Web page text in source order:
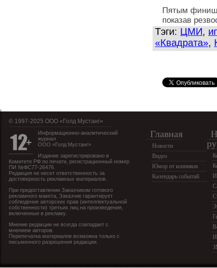
Пятым
показав
Тэги: ЦМИ,
«Квадрата»,
© 1997-2025 OOO «Голд Мустанг»
Информационно-аналитический
журнал
ООО «Голд Мустанг»
Издание зарегистрировано в
Комитете РФ по печати, регистрационный номер
ПИ №ФС77-26476.
Редакция не несет ответственность за
достоверность рекламных материалов.
При предоставлении Заказчиком готового
рекламного макета, Заказчик гарантирует
соблюдение авторских прав (интеллектуальной
собственности) третьих лиц на произведения,
включенные в рекламу.
Мнение редакции не всегда совпадает с
мнением авторов.
Перепечатка материалов возможна только с
письменного разрешения редакции.
Главная
Новости
Видео
Юмор от конников
Календарь событий